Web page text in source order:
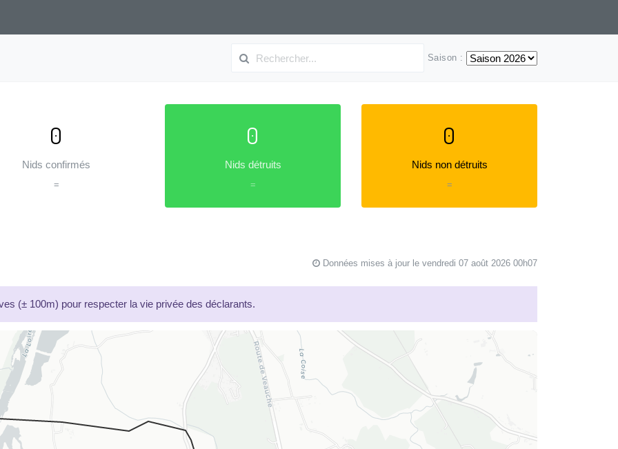
Saison :
0
Nids confirmés
=
0
Nids détruits
=
0
Nids non détruits
=
Données mises à jour le vendredi 07 août 2026 00h07
(± 100m) pour respecter la vie privée des déclarants.